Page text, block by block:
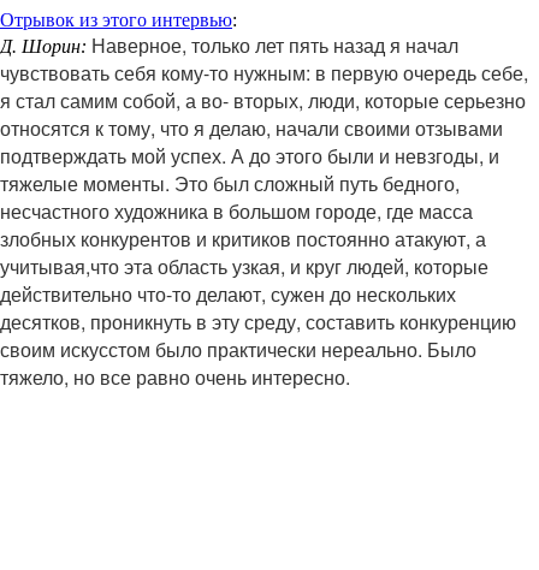
Отрывок из этого интервью:
Д. Шорин: Наверное, только лет пять назад я начал
чувствовать себя кому-то нужным: в первую очередь себе,
я стал самим собой, а во- вторых, люди, которые серьезно
относятся к тому, что я делаю, начали своими отзывами
подтверждать мой успех. А до этого были и невзгоды, и
тяжелые моменты. Это был сложный путь бедного,
несчастного художника в большом городе, где масса
злобных конкурентов и критиков постоянно атакуют, а
учитывая,что эта область узкая, и круг людей, которые
действительно что-то делают, сужен до нескольких
десятков, проникнуть в эту среду, составить конкуренцию
своим искусстом было практически нереально. Было
тяжело, но все равно очень интересно.